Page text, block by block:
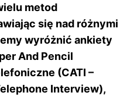
metod
się nad różnymi
wyróżnić ankiety
And Pencil
(CATI –
Interview),